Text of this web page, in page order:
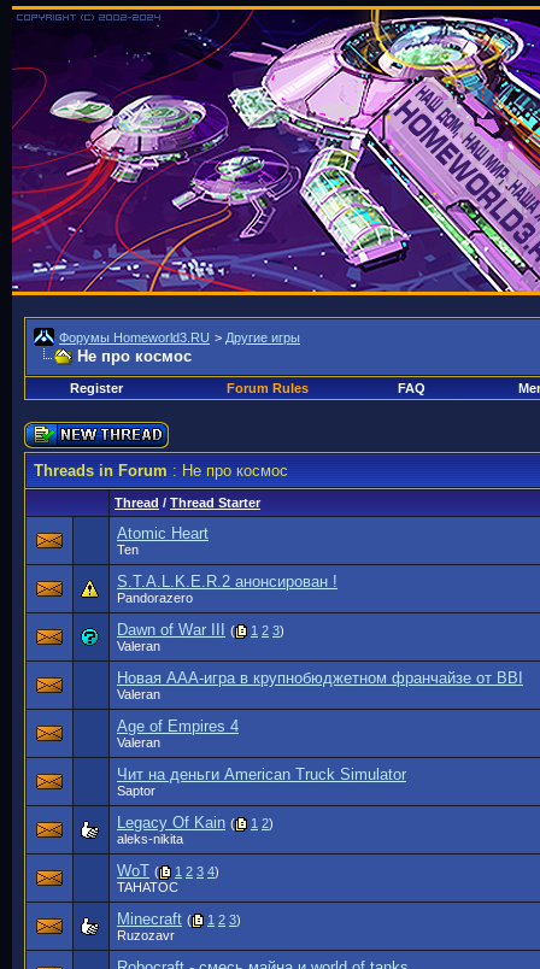
Форумы Homeworld3.RU > Другие игры
Не про космос
Register Forum Rules FAQ
Threads in Forum: Не про космос
Thread / Thread Starter
Atomic Heart
Ten
S.T.A.L.K.E.R.2 анонсирован !
Pandorazero
Dawn of War III ( 1 2 3)
Valeran
Новая AAA-игра в крупнобюджетном франчайзе от BBI
Valeran
Age of Empires 4
Valeran
Чит на деньги American Truck Simulator
Saptor
Legacy Of Kain ( 1 2)
aleks-nikita
WoT ( 1 2 3 4)
TAHATOC
Minecraft ( 1 2 3)
Ruzozavr